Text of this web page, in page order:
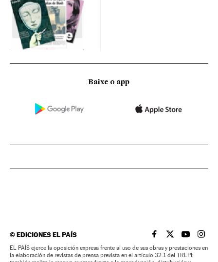
Baixe o app
©EDICIONES EL PAÍS EL PAÍS BRASIL EN
EL PAÍSEL PAÍS
EL
EL PAÍS ejerce la oposición expresa frente al uso de sus obras y prestaciones en
la elaboración de revistas de prensa prevista en el artículo 32.1 del TRLPI;